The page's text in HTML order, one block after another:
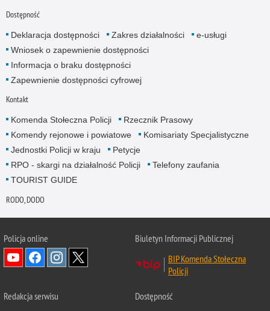
Dostępność
Deklaracja dostępności Zakres działalności
e-usługi
Wniosek o zapewnienie dostępności
Informacja o braku dostępności
Zapewnienie dostępności cyfrowej
Kontakt
Komenda Stołeczna Policji
Rzecznik Prasowy
Komendy rejonowe i powiatowe
Komisariaty Specjalistyczne
Jednostki Policji w kraju
Petycje
RPO - skargi na działalność Policji
Telefony zaufania
TOURIST GUIDE
RODO, DODO
Policja online
Biuletyn Informacji Publicznej
BIP Komenda Stołeczna
Policji
Redakcja serwisu
Dostępność